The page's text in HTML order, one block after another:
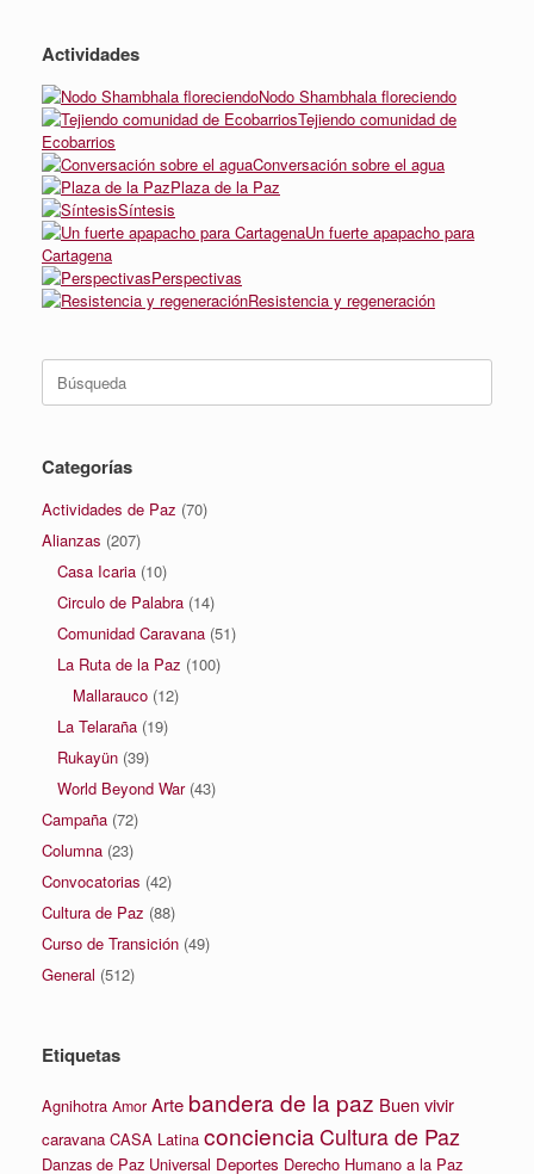
Actividades
Nodo Shambhala floreciendo
Tejiendo comunidad de
Ecobarrios
Conversación sobre el agua
Plaza de la Paz
Síntesis
Un fuerte apapacho para
Cartagena
Perspectivas
Resistencia y regeneración
Categorías
Actividades de Paz (70)
Alianzas (207)
Casa Icaria (10)
Circulo de Palabra (14)
Comunidad Caravana (51)
La Ruta de la Paz (100)
Mallarauco (12)
La Telaraña (19)
Rukayün (39)
World Beyond War(43)
Campaña (72)
Columna (23)
Convocatorias (42)
Cultura de Paz (88)
Curso de Transición (49)
General (512)
Etiquetas
Agnihotra Amor Arte bandera de la paz Buen vivir
caravana CASA Latina concienciaCultura de Paz
Danzas de Paz Universal Deportes Derecho Humano a la Paz